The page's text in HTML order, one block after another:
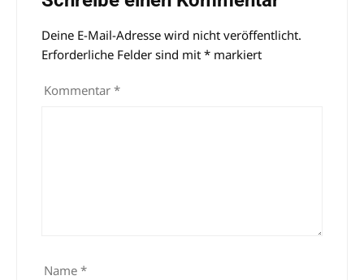
Deine E-Mail-Adresse wird nicht veröffentlicht.
Erforderliche Felder sind mit * markiert
Kommentar *
Name *
Alternative: